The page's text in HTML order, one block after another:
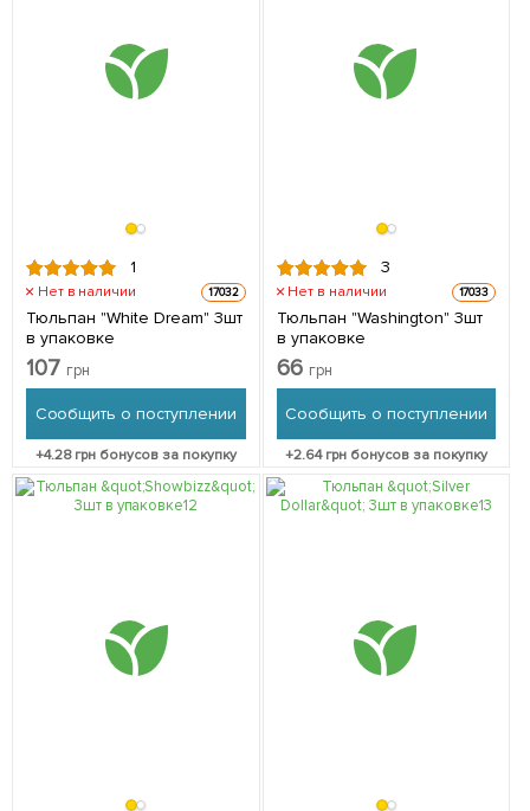
1
Нет в наличии 17032
Тюльпан "White Dream" 3шт
в упаковке
107 грн
Сообщить о поступлении
+4.28грн бонусов за покупку
3
Нет в наличии 17033
Тюльпан "Washington" 3шт
в упаковке
66 грн
Сообщить о поступлении
+2.64грн бонусов за покупку